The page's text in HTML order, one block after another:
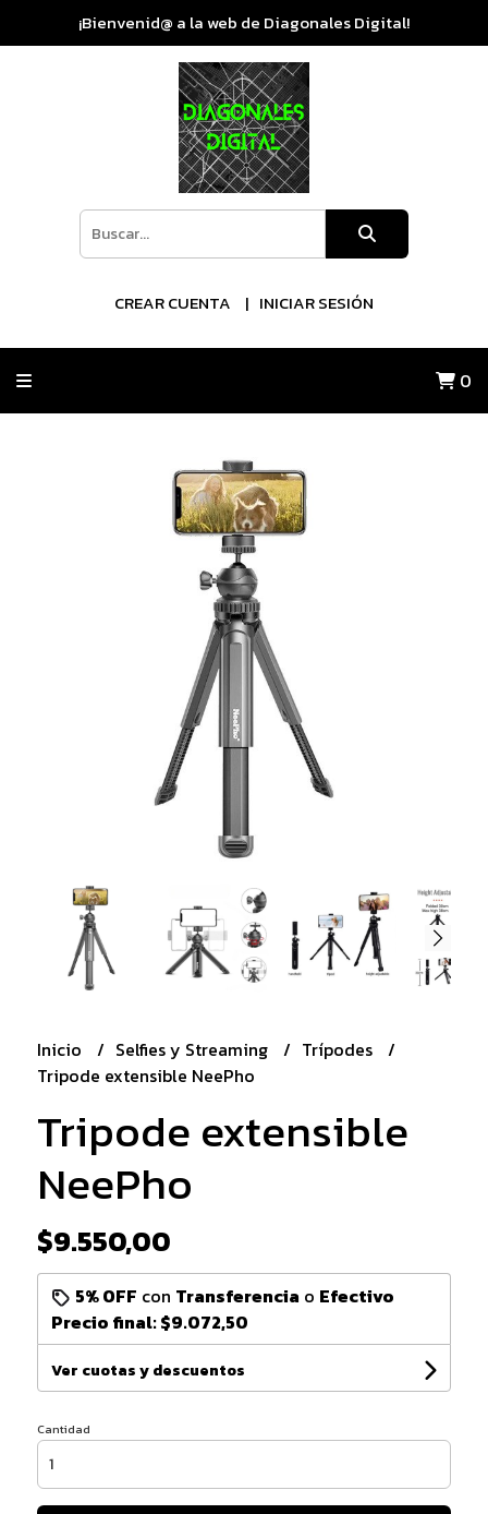
¡Bienvenid@ a la web de Diagonales Digital!
CREAR CUENTA INICIAR SESIÓN
0
Inicio Selfies y Streaming
Trípodes
Tripode extensible NeePho
Tripode extensible
NeePho
$9.550,00
5% OFF con Transferencia o Efectivo
Precio final:$9.072,50
Ver cuotas y descuentos
Cantidad